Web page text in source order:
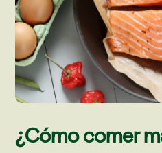
¿Cómo comer